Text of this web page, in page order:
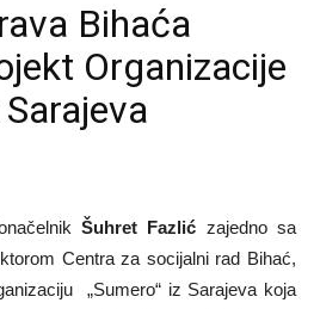
Bihaća
Organizacije
Sarajeva
Šuhret Fazlić zajedno sa
Centra za socijalni rad Bihać,
„Sumero“ iz Sarajeva koja